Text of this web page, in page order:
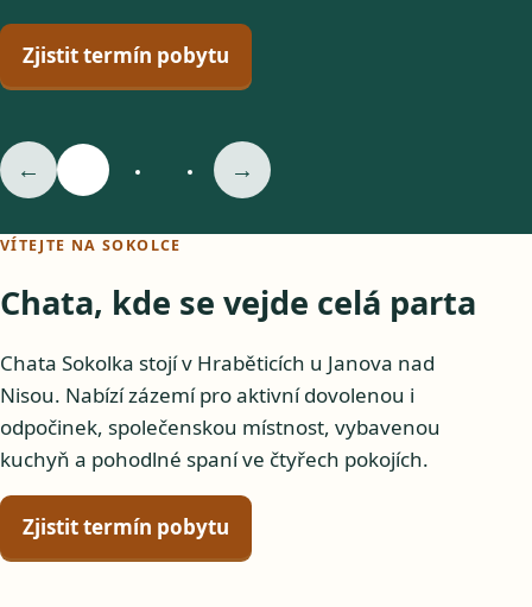
Zjistit termín pobytu
← →
VÍTEJTE NA SOKOLCE
Chata, kde se vejde celá parta
Chata Sokolka stojí v Hraběticích u Janova nad
Nisou. Nabízí zázemí pro aktivní dovolenou i
odpočinek, společenskou místnost, vybavenou
kuchyň a pohodlné spaní ve čtyřech pokojích.
Zjistit termín pobytu